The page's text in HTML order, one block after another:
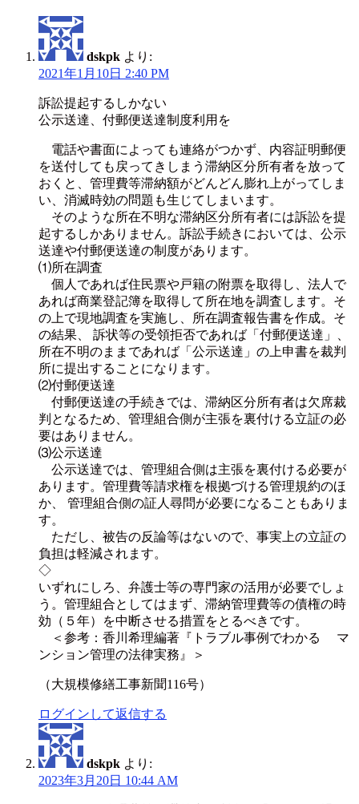
dskpk より:
2021年1月10日 2:40 PM
訴訟提起するしかない
公示送達、付郵便送達制度利用を
電話や書面によっても連絡がつかず、内容証明郵便
を送付しても戻ってきしまう滞納区分所有者を放って
おくと、管理費等滞納額がどんどん膨れ上がってしま
い、消滅時効の問題も生じてしまいます。
そのような所在不明な滞納区分所有者には訴訟を提
起するしかありません。訴訟手続きにおいては、公示
送達や付郵便送達の制度があります。
⑴所在調査
個人であれば住民票や戸籍の附票を取得し、法人で
あれば商業登記簿を取得して所在地を調査します。そ
の上で現地調査を実施し、所在調査報告書を作成。そ
の結果、 訴状等の受領拒否であれば「付郵便送達」、
所在不明のままであれば「公示送達」の上申書を裁判
所に提出することになります。
⑵付郵便送達
付郵便送達の手続きでは、滞納区分所有者は欠席裁
判となるため、管理組合側が主張を裏付ける立証の必
要はありません。
⑶公示送達
公示送達では、管理組合側は主張を裏付ける必要が
あります。管理費等請求権を根拠づける管理規約のほ
か、 管理組合側の証人尋問が必要になることもありま
す。
ただし、被告の反論等はないので、事実上の立証の
負担は軽減されます。
◇
いずれにしろ、弁護士等の専門家の活用が必要でしょ
う。管理組合としてはまず、滞納管理費等の債権の時
効（５年）を中断させる措置をとるべきです。
＜参考：香川希理編著『トラブル事例でわかる マ
ンション管理の法律実務』＞
（大規模修繕工事新聞116号）
ログインして返信する
dskpk より:
2023年3月20日 10:44 AM